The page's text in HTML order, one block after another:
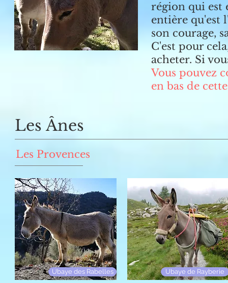
région qui est
entière qu'est
son courage,
C'est pour
acheter. Si
Vous pouvez
en bas de
Les Ânes
Les Provences
Ubaye des Rabelles Ubaye de Rayberie